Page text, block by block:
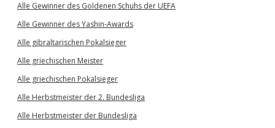
Alle Gewinner des Goldenen Schuhs der UEFA
Alle Gewinner des Yashin-Awards
Alle gibraltarischen Pokalsieger
Alle griechischen Meister
Alle griechischen Pokalsieger
Alle Herbstmeister der 2. Bundesliga
Alle Herbstmeister der Bundesliga